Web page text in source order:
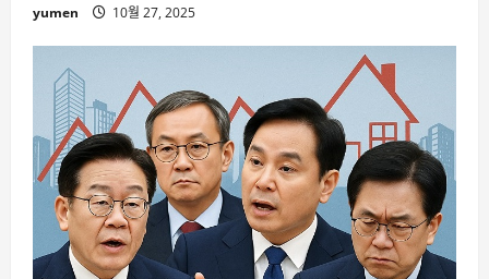
yumen 10월 27, 2025